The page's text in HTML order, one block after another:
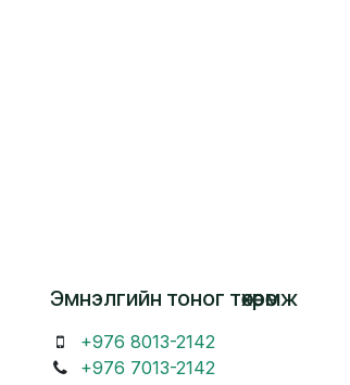
Эмнэлгийн тоног төхөөрөмж
+976 8013-2142
+976 7013-2142